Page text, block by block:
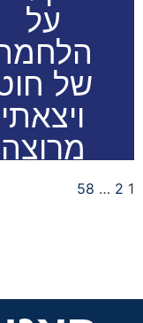
על
של
ויצאתי
מרוצה
1
2
…
58